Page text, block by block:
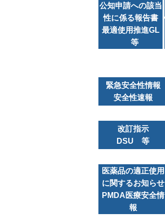
公知申請への該当
性に係る報告書
最適使用推進GL
等
緊急安全性情報
安全性速報
改訂指示
DSU 等
医薬品の適正使用
に関するお知らせ
PMDA医療安全情
報